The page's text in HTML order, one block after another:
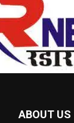
ABOUT US